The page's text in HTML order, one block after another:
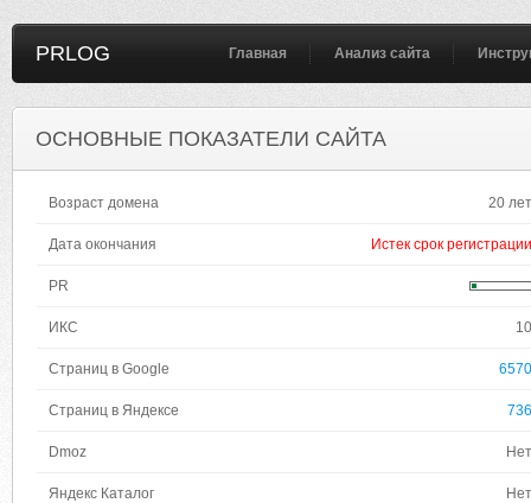
PRLOG Главная Анализ сайта
ОСНОВНЫЕ ПОКАЗАТЕЛИ САЙТА
Возраст домена 20 лет
Дата окончания Истек срок регистрации
PR
ИКС 10
Страниц в Google 6570
Страниц в Яндексе 736
Dmoz Нет
Яндекс Каталог Нет